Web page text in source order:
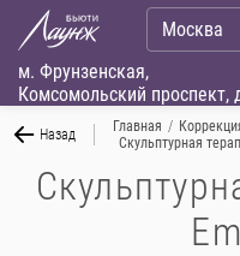
м. Фрунзенская,
Комсомольский проспект,
Москва
Назад Главная /
Скульптурная